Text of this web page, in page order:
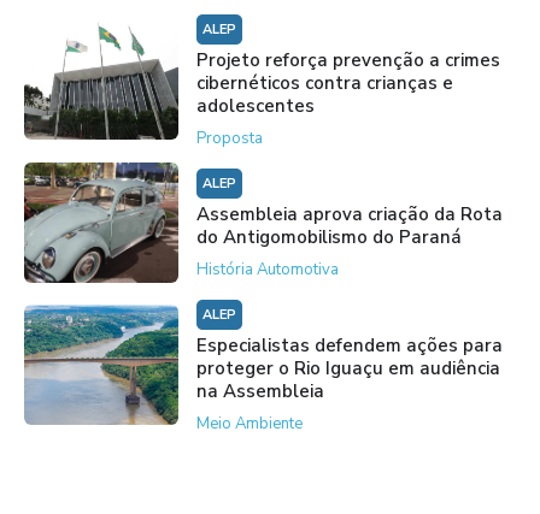
ALEP
Projeto reforça prevenção a crimes
cibernéticos contra crianças e
adolescentes
Proposta
ALEP
Assembleia aprova criação da Rota
do Antigomobilismo do Paraná
História Automotiva
ALEP
Especialistas defendem ações para
proteger o Rio Iguaçu em audiência
na Assembleia
Meio Ambiente